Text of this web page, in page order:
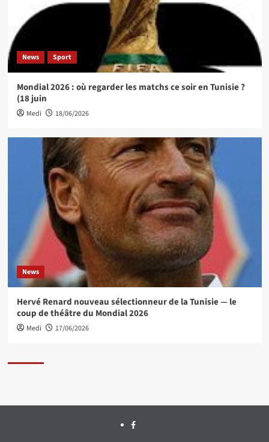
News Sport
Mondial 2026 : où regarder les matchs ce soir en Tunisie ?
(18 juin
Medi 18/06/2026
News
Hervé Renard nouveau sélectionneur de la Tunisie — le
coup de théâtre du Mondial 2026
Medi 17/06/2026
Facebook